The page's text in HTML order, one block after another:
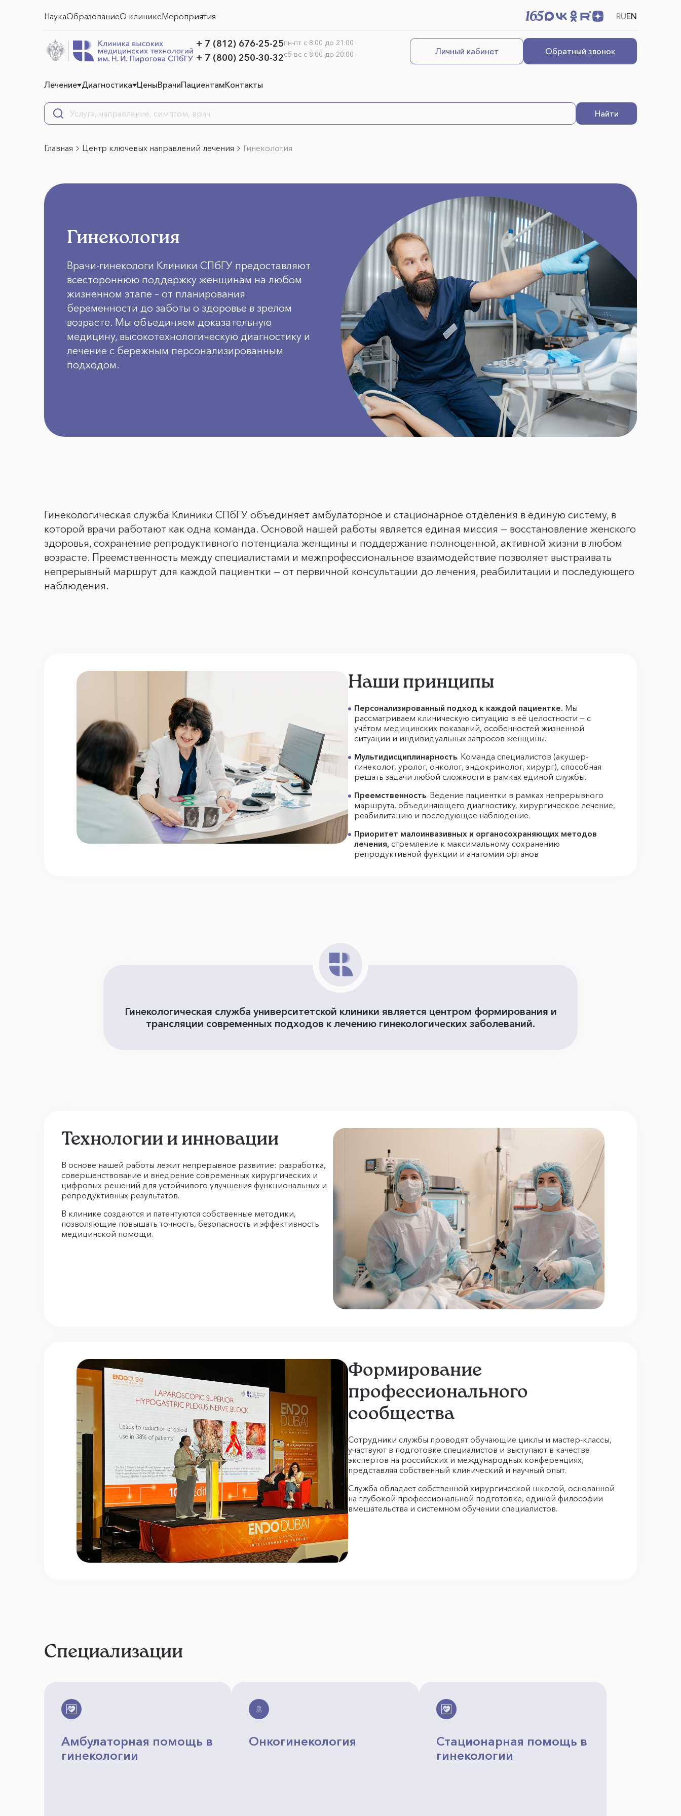
НаукаОбразованиеО клиникеМероприятия RUEN
+ 7 (812) 676-25-25
+ 7 (800) 250-30-32
пн-пт с 8:00 до 21:00
сб-вс с 8:00 до 20:00
Обратный звонок
Личный кабинет
Лечение Диагностика ЦеныВрачиПациентамКонтакты
Найти
Главная Центр ключевых направлений лечения Гинекология
Гинекология
Врачи-гинекологи Клиники СПбГУ предоставляют
всестороннюю поддержку женщинам на любом
жизненном этапе – от планирования
беременности до заботы о здоровье в зрелом
возрасте. Мы объединяем доказательную
медицину, высокотехнологическую диагностику и
лечение с бережным персонализированным
подходом.
Гинекологическая служба Клиники СПбГУ объединяет амбулаторное и стационарное отделения в единую систему, в
которой врачи работают как одна команда. Основой нашей работы является единая миссия — восстановление женского
здоровья, сохранение репродуктивного потенциала женщины и поддержание полноценной, активной жизни в любом
возрасте. Преемственность между специалистами и межпрофессиональное взаимодействие позволяет выстраивать
непрерывный маршрут для каждой пациентки — от первичной консультации до лечения, реабилитации и последующего
наблюдения.
Наши принципы
Персонализированный подход к каждой пациентке. Мы
рассматриваем клиническую ситуацию в её целостности — с
учётом медицинских показаний, особенностей жизненной
ситуации и индивидуальных запросов женщины.
Мультидисциплинарность. Команда специалистов (акушер-
гинеколог, уролог, онколог, эндокринолог, хирург), способная
решать задачи любой сложности в рамках единой службы.
Преемственность. Ведение пациентки в рамках непрерывного
маршрута, объединяющего диагностику, хирургическое лечение,
реабилитацию и последующее наблюдение.
Приоритет малоинвазивных и органосохраняющих методов
лечения, стремление к максимальному сохранению
репродуктивной функции и анатомии органов
Гинекологическая служба университетской клиники является центром формирования и
трансляции современных подходов к лечению гинекологических заболеваний.
Технологии и инновации
В основе нашей работы лежит непрерывное развитие: разработка,
совершенствование и внедрение современных хирургических и
цифровых решений для устойчивого улучшения функциональных и
репродуктивных результатов.
В клинике создаются и патентуются собственные методики,
позволяющие повышать точность, безопасность и эффективность
медицинской помощи.
Формирование
профессионального
сообщества
Сотрудники службы проводят обучающие циклы и мастер-классы,
участвуют в подготовке специалистов и выступают в качестве
экспертов на российских и международных конференциях,
представляя собственный клинический и научный опыт.
Служба обладает собственной хирургической школой, основанной
на глубокой профессиональной подготовке, единой философии
вмешательства и системном обучении специалистов.
Специализации
Амбулаторная помощь в
гинекологии
Онкогинекология
Стационарная помощь в
гинекологии